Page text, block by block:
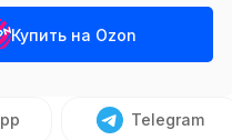
Купить на Ozon
Telegram